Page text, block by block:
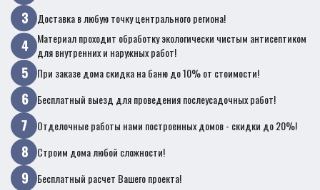
Доставка в любую точку центрального региона!
Материал проходит обработку экологически чистым антисептиком
для внутренних и наружных работ!
При заказе дома скидка на баню до 10% от стоимости!
Бесплатный выезд для проведения послеусадочных работ!
Отделочные работы нами построенных домов - скидки до 20%!
Строим дома любой сложности!
Бесплатный расчет Вашего проекта!